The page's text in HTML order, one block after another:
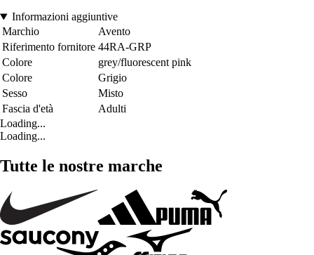
Informazioni aggiuntive
Marchio
Avento
Riferimento fornitore 44RA-GRP
Colore
grey/fluorescent pink
Colore
Grigio
Sesso
Misto
Fascia d'età
Adulti
Loading...
Loading...
Tutte le nostre marche